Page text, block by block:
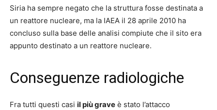
Siria ha sempre negato che la struttura fosse destinata a
un reattore nucleare, ma la IAEA il 28 aprile 2010 ha
concluso sulla base delle analisi compiute che il sito era
appunto destinato a un reattore nucleare.
Conseguenze radiologiche
Fra tutti questi casi il più grave è stato l’attacco